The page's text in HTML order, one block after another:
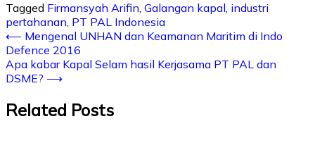
Tagged Firmansyah Arifin, Galangan kapal, industri
pertahanan, PT PAL Indonesia
⟵ Mengenal UNHAN dan Keamanan Maritim di Indo
Defence 2016
Apa kabar Kapal Selam hasil Kerjasama PT PAL dan
DSME? ⟶
Related Posts